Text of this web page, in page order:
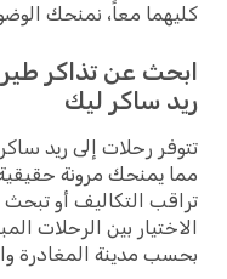
كليهما معاً، نمنحك
ابحث عن تذاكر
ريد ساكر ليك
تتوفر رحلات إلى ريد
مما يمنحك مرونة
تراقب التكاليف أو
الاختيار بين الرحلات
بحسب مدينة المغادرة